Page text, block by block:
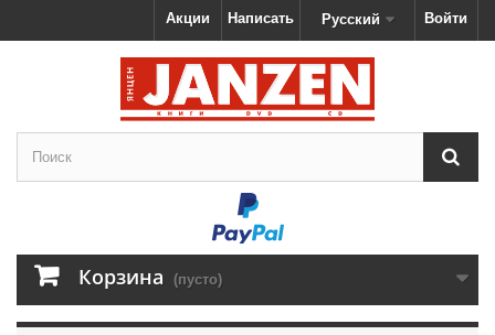
Войти
Русский
Написать
Акции
Корзина (пусто)